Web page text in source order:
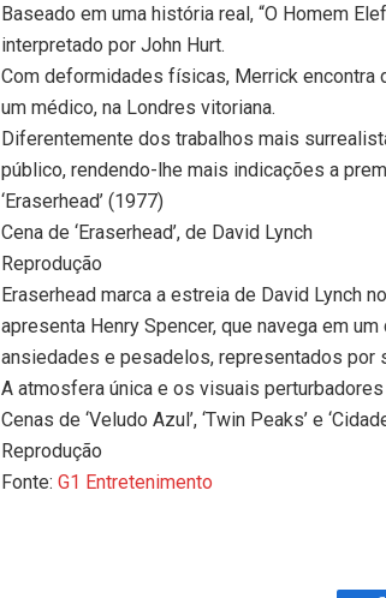
Baseado em uma história real, “O Homem
interpretado por John Hurt.
Com deformidades físicas, Merrick encontra
um médico, na Londres vitoriana.
Diferentemente dos trabalhos mais
público, rendendo-lhe mais indicações a
‘Eraserhead’ (1977)
Cena de ‘Eraserhead’, de David Lynch
Reprodução
Eraserhead marca a estreia de David Lynch
apresenta Henry Spencer, que navega em
ansiedades e pesadelos, representados por
A atmosfera única e os visuais
Cenas de ‘Veludo Azul’, ‘Twin Peaks’ e
Reprodução
Fonte:G1 Entretenimento